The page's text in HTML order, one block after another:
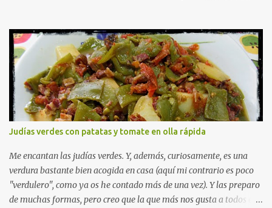
recetas muy interesantes en páginas como "Crockpotting" y "Se
abre una ventana" . Basándome más o menos en ellas, y
cambiando alguna cosilla, he preparado estas carrilleras, que,
aunque esté mal que yo lo diga, han quedado para chuparse los
dedos. Así que aquí os las dejo. Espero que os gusten, son muy
fáciles de preparar. INGREDIENTES: 800 g-1 kg de carrilleras de
cerdo, preferentemente ibérico, bien limpias. 2 zanahorias grandes.
1 puerro mediano-grande 1 cebolla grande 3-4 dientes de ajo 1
vaso (unos 150 ml) de Pedro Ximénez Una pizca de tomillo Una
pizca de romero. Sal y pimi...
Judías verdes con patatas y tomate en olla rápida
Me encantan las judías verdes. Y, además, curiosamente, es una
verdura bastante bien acogida en casa (aquí mi contrario es poco
"verdulero", como ya os he contado más de una vez). Y las preparo
de muchas formas, pero creo que la que más nos gusta a todos es